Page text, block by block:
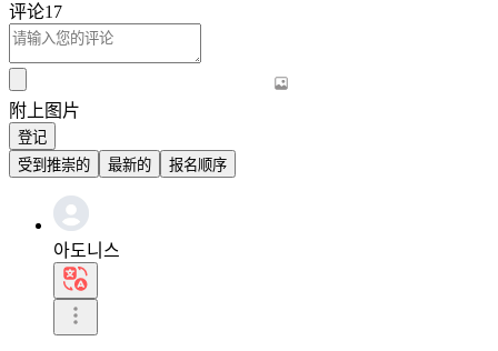
评论17
附上图片
登记
受到推崇的
最新的 报名顺序
아도니스